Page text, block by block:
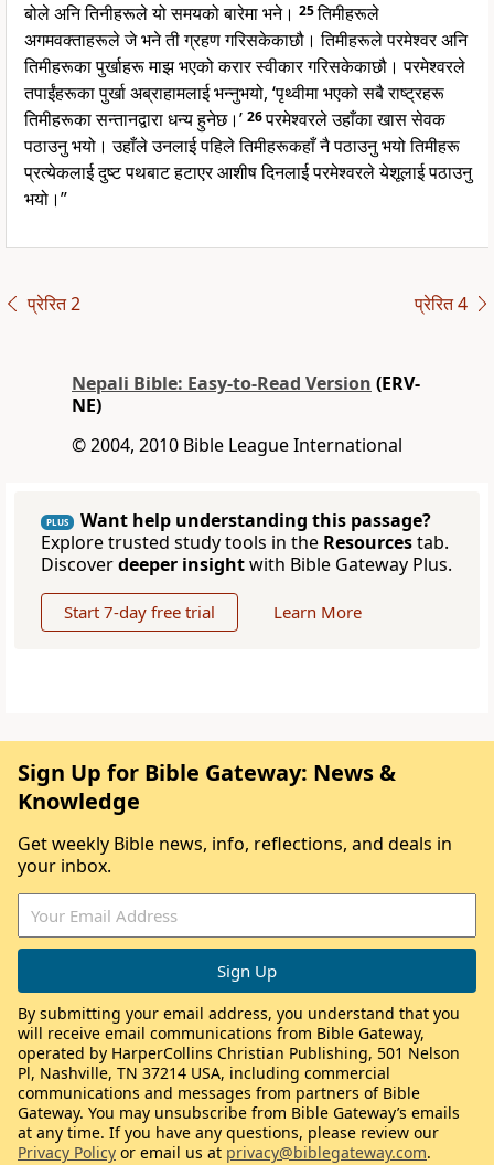
बोले अनि तिनीहरूले यो समयको बारेमा भने। 25तिमीहरूले
अगमवक्ताहरूले जे भने ती ग्रहण गरिसकेकाछौ। तिमीहरूले परमेश्वर अनि
तिमीहरूका पुर्खाहरू माझ भएको करार स्वीकार गरिसकेकाछौ। परमेश्वरले
तपाईंहरूका पुर्खा अब्राहामलाई भन्नुभयो, ‘पृथ्वीमा भएको सबै राष्ट्रहरू
तिमीहरूका सन्तानद्वारा धन्य हुनेछ।’ 26परमेश्वरले उहाँका खास सेवक
पठाउनु भयो। उहाँले उनलाई पहिले तिमीहरूकहाँ नै पठाउनु भयो तिमीहरू
प्रत्येकलाई दुष्ट पथबाट हटाएर आशीष दिनलाई परमेश्वरले येशूलाई पठाउनु
भयो।”
प्रेरित 2 प्रेरित 4
Nepali Bible: Easy-to-Read Version (ERV-
NE)
© 2004, 2010 Bible League International
PLUS
Want help understanding this passage?
Explore trusted study tools in the Resourcestab.
Discoverdeeper insightwith Bible Gateway Plus.
Start 7-day free trial Learn More
Sign Up for Bible Gateway: News &
Knowledge
Get weekly Bible news, info, reflections, and deals in
your inbox.
By submitting your email address, you understand that you
will receive email communications from Bible Gateway,
operated by HarperCollins Christian Publishing, 501 Nelson
Pl, Nashville, TN 37214 USA, including commercial
communications and messages from partners of Bible
Gateway. You may unsubscribe from Bible Gateway’s emails
at any time. If you have any questions, please review our
Privacy Policy or email us at privacy@biblegateway.com.